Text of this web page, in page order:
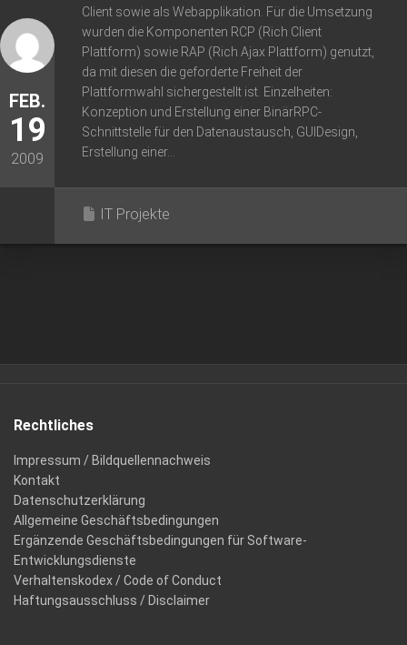
FEB.
19
2009
Client sowie als Webapplikation. Für die Umsetzung
wurden die Komponenten RCP (Rich Client
Plattform) sowie RAP (Rich Ajax Plattform) genutzt,
da mit diesen die geforderte Freiheit der
Plattformwahl sichergestellt ist. Einzelheiten:
Konzeption und Erstellung einer BinärRPC-
Schnittstelle für den Datenaustausch, GUIDesign,
Erstellung einer...
IT Projekte
Rechtliches
Impressum / Bildquellennachweis
Kontakt
Datenschutzerklärung
Allgemeine Geschäftsbedingungen
Ergänzende Geschäftsbedingungen für Software-
Entwicklungsdienste
Verhaltenskodex / Code of Conduct
Haftungsausschluss / Disclaimer